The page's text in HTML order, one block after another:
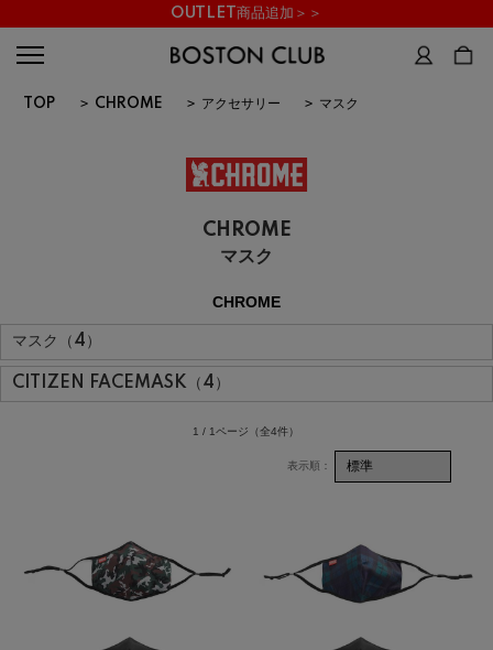
OUTLET商品追加＞＞
TOP > CHROME > アクセサリー > マスク
CHROME
マスク
CHROME
マスク（4）
CITIZEN FACEMASK（4）
1 / 1ページ （全4件）